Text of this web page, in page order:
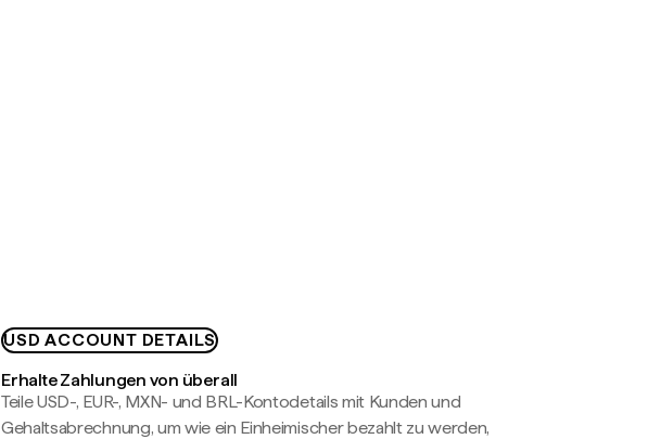
USD ACCOUNT DETAILS
Erhalte Zahlungen von überall
Teile USD-, EUR-, MXN- und BRL-Kontodetails mit Kunden und
Gehaltsabrechnung, um wie ein Einheimischer bezahlt zu werden,